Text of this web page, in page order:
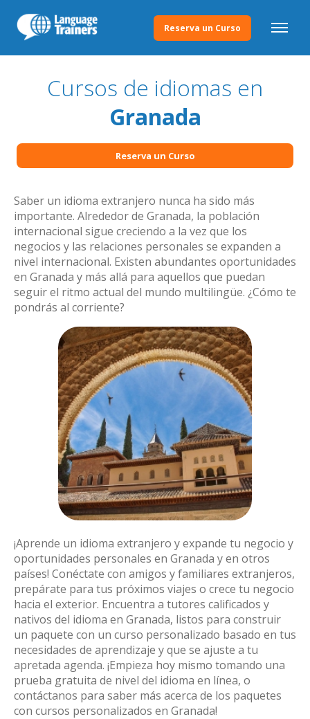
Reserva un Curso
Cursos de idiomas en
Granada
Reserva un Curso
Saber un idioma extranjero nunca ha sido más
importante. Alrededor de Granada, la población
internacional sigue creciendo a la vez que los
negocios y las relaciones personales se expanden a
nivel internacional. Existen abundantes oportunidades
en Granada y más allá para aquellos que puedan
seguir el ritmo actual del mundo multilingüe. ¿Cómo te
pondrás al corriente?
¡Aprende un idioma extranjero y expande tu negocio y
oportunidades personales en Granada y en otros
países! Conéctate con amigos y familiares extranjeros,
prepárate para tus próximos viajes o crece tu negocio
hacia el exterior. Encuentra a tutores calificados y
nativos del idioma en Granada, listos para construir
un paquete con un curso personalizado basado en tus
necesidades de aprendizaje y que se ajuste a tu
apretada agenda. ¡Empieza hoy mismo tomando una
prueba gratuita de nivel del idioma en línea, o
contáctanos para saber más acerca de los paquetes
con cursos personalizados en Granada!